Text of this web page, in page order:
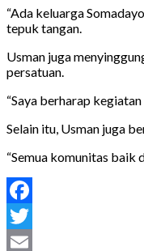
“Ada keluarga
tepuk tangan.
Usman juga
persatuan.
“Saya berharap
Selain itu, Usman juga
“Semua komunitas baik
Facebook
Twitter